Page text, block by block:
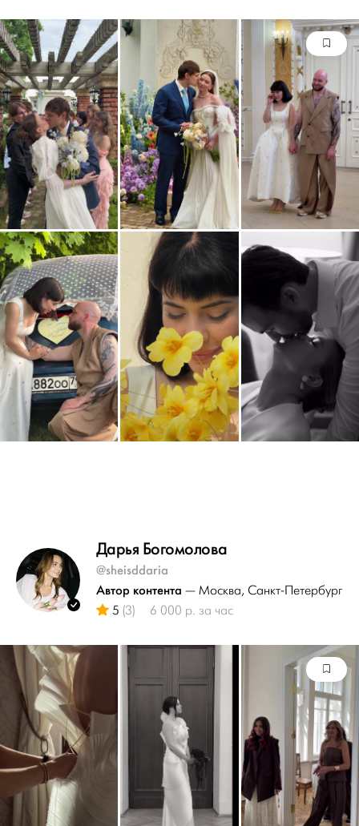
Дарья Богомолова
@sheisddaria
Автор контента — Москва, Санкт-Петербург
5 (3) 6 000 р. за час